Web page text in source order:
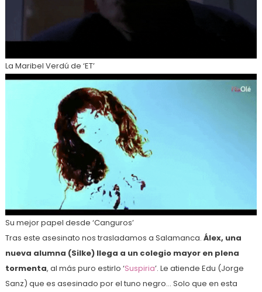
La Maribel Verdú de ‘ET’
Su mejor papel desde ‘Canguros’
Tras este asesinato nos trasladamos a Salamanca. Álex, una
nueva alumna (Silke) llega a un colegio mayor en plena
tormenta, al más puro estirlo ‘Suspiria’. Le atiende Edu (Jorge
Sanz) que es asesinado por el tuno negro… Solo que en esta